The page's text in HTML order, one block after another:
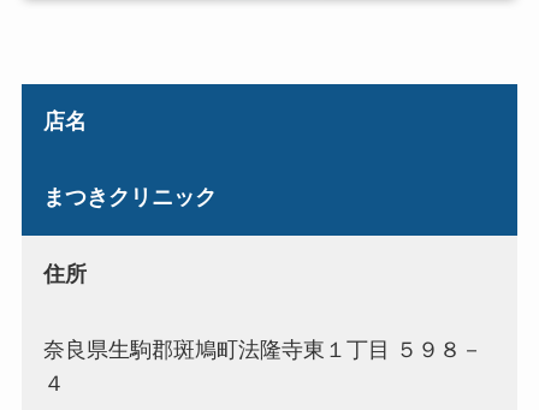
店名
まつきクリニック
住所
奈良県生駒郡斑鳩町法隆寺東１丁目 ５９８－
４